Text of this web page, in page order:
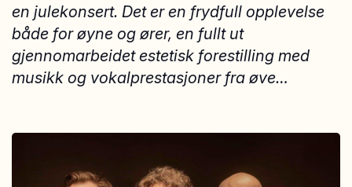
en julekonsert. Det er en frydfull opplevelse
både for øyne og ører, en fullt ut
gjennomarbeidet estetisk forestilling med
musikk og vokalprestasjoner fra øve…